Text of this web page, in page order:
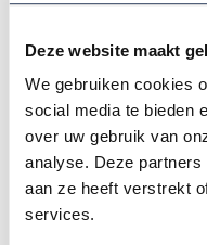
Deze website maakt
We gebruiken cookies
social media te bieden
over uw gebruik van
analyse. Deze
aan ze heeft verstrekt
services.
brede opening tussen de
Wide spread boord: De
verder uit elkaar dan bij
extreem als bij een
uitstraling en biedt